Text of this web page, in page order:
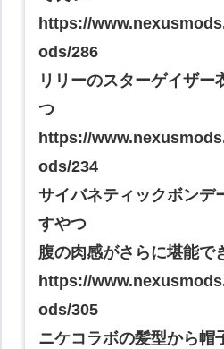
https://
ods/286
リリーのスターゲイザー
つ
https://
ods/234
サイバネティックボンデ
すやつ
腹の肉感がさらに堪能で
https://
ods/305
ニケコラボの髪型から帽